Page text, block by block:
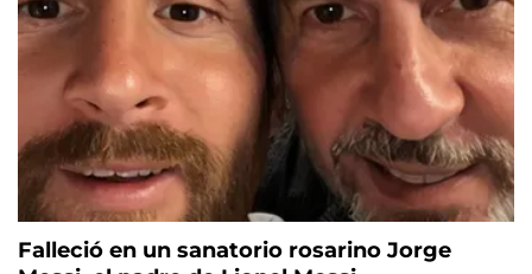
Falleció en un sanatorio rosarino Jorge